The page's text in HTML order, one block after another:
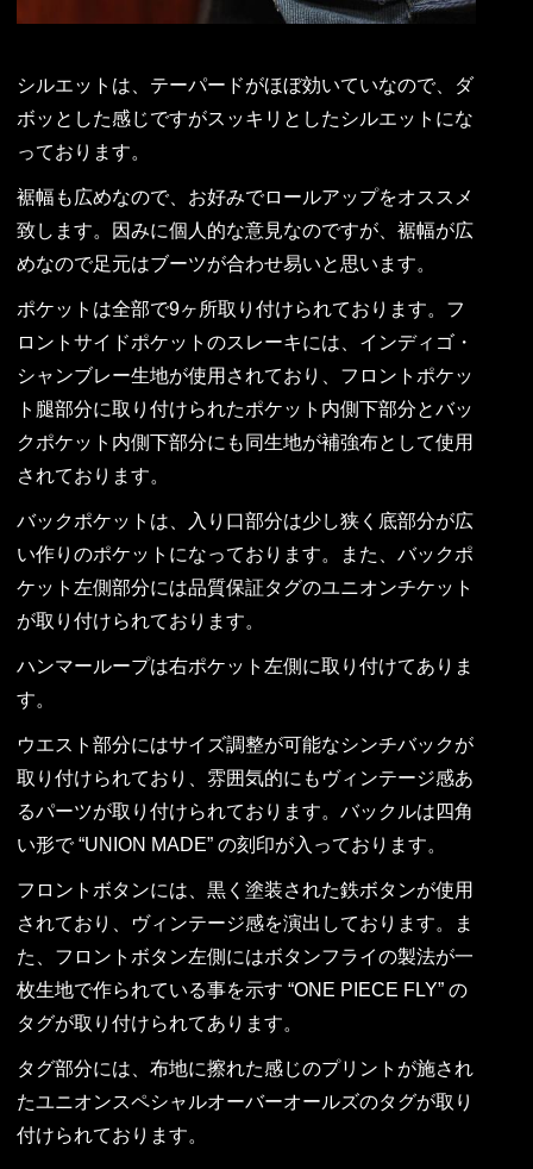
シルエットは、テーパードがほぼ効いていなので、ダ
ボッとした感じですがスッキリとしたシルエットにな
っております。
裾幅も広めなので、お好みでロールアップをオススメ
致します。因みに個人的な意見なのですが、裾幅が広
めなので足元はブーツが合わせ易いと思います。
ポケットは全部で9ヶ所取り付けられております。フ
ロントサイドポケットのスレーキには、インディゴ・
シャンブレー生地が使用されており、フロントポケッ
ト腿部分に取り付けられたポケット内側下部分とバッ
クポケット内側下部分にも同生地が補強布として使用
されております。
バックポケットは、入り口部分は少し狭く底部分が広
い作りのポケットになっております。また、バックポ
ケット左側部分には品質保証タグのユニオンチケット
が取り付けられております。
ハンマーループは右ポケット左側に取り付けてありま
す。
ウエスト部分にはサイズ調整が可能なシンチバックが
取り付けられており、雰囲気的にもヴィンテージ感あ
るパーツが取り付けられております。バックルは四角
い形で “UNION MADE” の刻印が入っております。
フロントボタンには、黒く塗装された鉄ボタンが使用
されており、ヴィンテージ感を演出しております。ま
た、フロントボタン左側にはボタンフライの製法が一
枚生地で作られている事を示す “ONE PIECE FLY” の
タグが取り付けられてあります。
タグ部分には、布地に擦れた感じのプリントが施され
たユニオンスペシャルオーバーオールズのタグが取り
付けられております。